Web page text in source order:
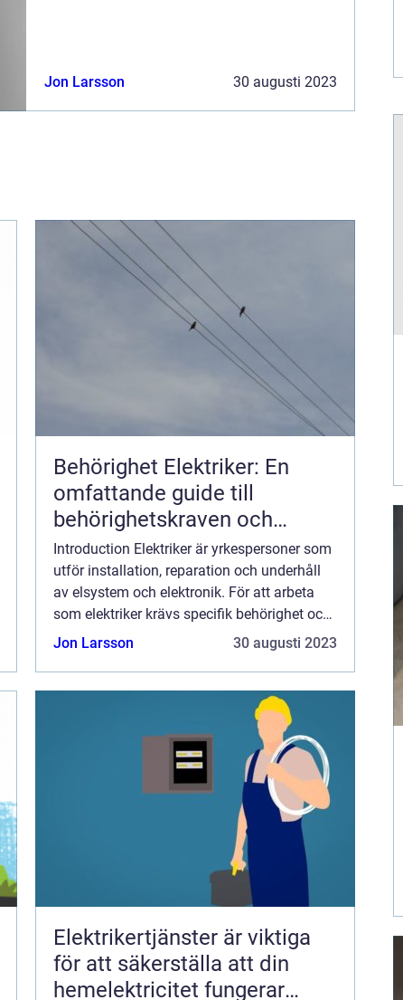
Jon Larsson 30 augusti 2023
Behörighet Elektriker: En
omfattande guide till
behörighetskraven och
karriärmöjligheterna
Introduction Elektriker är yrkespersoner som
utför installation, reparation och underhåll
av elsystem och elektronik. För att arbeta
som elektriker krävs specifik behörighet och
utbildning för att säkerställa korrekt och
Jon Larsson 30 augusti 2023
Elektrikertjänster är viktiga
för att säkerställa att din
hemelektricitet fungerar